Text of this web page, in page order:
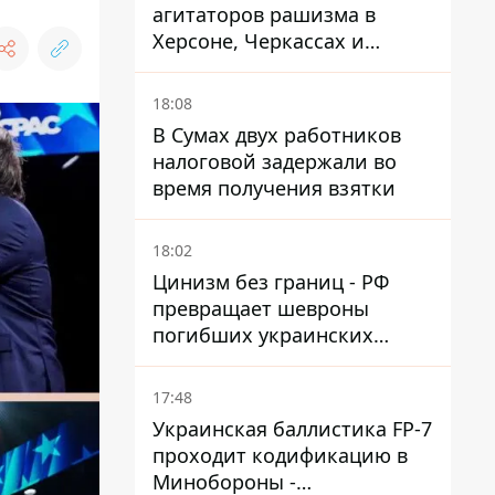
агитаторов рашизма в
Херсоне, Черкассах и
Сумской области
18:08
В Сумах двух работников
налоговой задержали во
время получения взятки
18:02
Цинизм без границ - РФ
превращает шевроны
погибших украинских
защитников в экспонаты
"музея СВО"
17:48
Украинская баллистика FP-7
проходит кодификацию в
Минобороны -